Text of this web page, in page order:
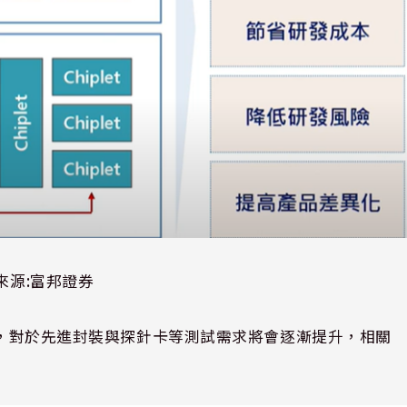
源:富邦證券
對於先進封裝與探針卡等測試需求將會逐漸提升，相關